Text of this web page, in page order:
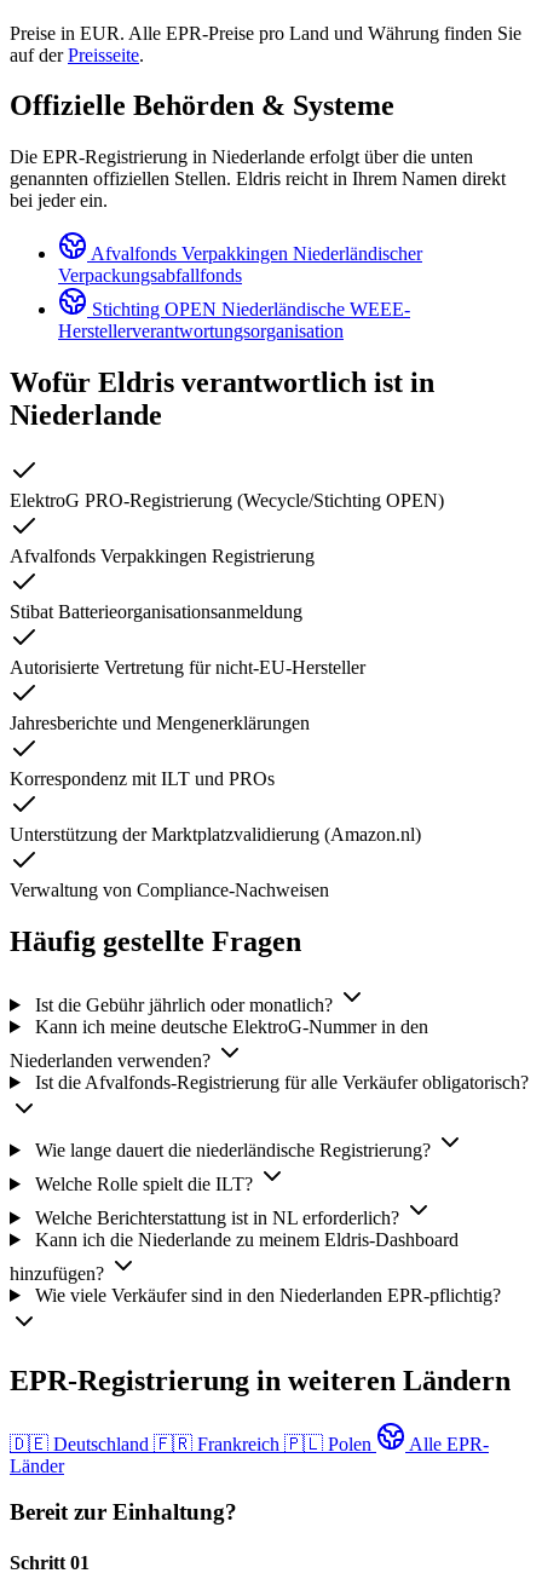
Preise in EUR. Alle EPR-Preise pro Land und Währung finden Sie
auf derPreisseite.
Offizielle Behörden & Systeme
Die EPR-Registrierung in Niederlande erfolgt über die unten
genannten offiziellen Stellen. Eldris reicht in Ihrem Namen direkt
bei jeder ein.
Afvalfonds Verpakkingen Niederländischer
Verpackungsabfallfonds
Stichting OPEN Niederländische WEEE-
Herstellerverantwortungsorganisation
Wofür Eldris verantwortlich ist in
Niederlande
ElektroG PRO-Registrierung (Wecycle/Stichting OPEN)
Afvalfonds Verpakkingen Registrierung
Stibat Batterieorganisationsanmeldung
Autorisierte Vertretung für nicht-EU-Hersteller
Jahresberichte und Mengenerklärungen
Korrespondenz mit ILT und PROs
Unterstützung der Marktplatzvalidierung (Amazon.nl)
Verwaltung von Compliance-Nachweisen
Häufig gestellte Fragen
Ist die Gebühr jährlich oder monatlich?
Kann ich meine deutsche ElektroG-Nummer in den
Niederlanden verwenden?
Ist die Afvalfonds-Registrierung für alle Verkäufer obligatorisch?
Wie lange dauert die niederländische Registrierung?
Welche Rolle spielt die ILT?
Welche Berichterstattung ist in NL erforderlich?
Kann ich die Niederlande zu meinem Eldris-Dashboard
hinzufügen?
Wie viele Verkäufer sind in den Niederlanden EPR-pflichtig?
EPR-Registrierung in weiteren Ländern
🇩🇪 Deutschland 🇫🇷 Frankreich 🇵🇱 Polen
Alle EPR-
Länder
Bereit zur Einhaltung?
Schritt 01